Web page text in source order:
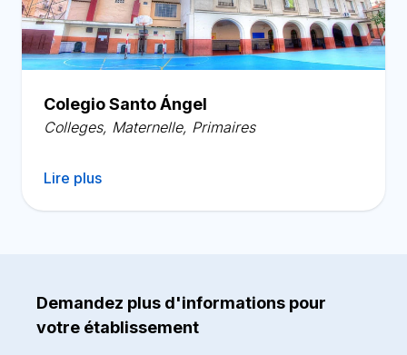
Colegio Santo Ángel
Colleges, Maternelle, Primaires
Lire plus
Demandez plus d'informations pour
votre établissement